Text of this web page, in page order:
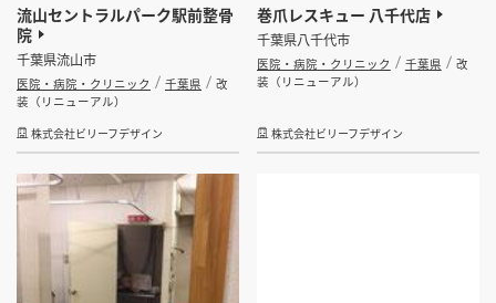
流山セントラルパーク駅前整骨
院
千葉県流山市
医院・病院・クリニック 千葉県
改
装（リニューアル）
株式会社ビリーフデザイン
巻爪レスキュー 八千代店
千葉県八千代市
医院・病院・クリニック 千葉県
改
装（リニューアル）
株式会社ビリーフデザイン